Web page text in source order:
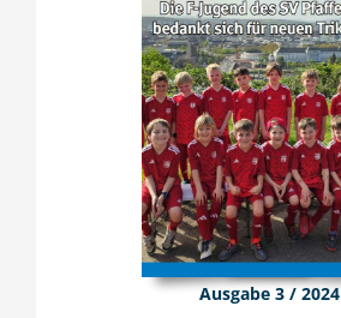
Ausgabe 3 / 2024